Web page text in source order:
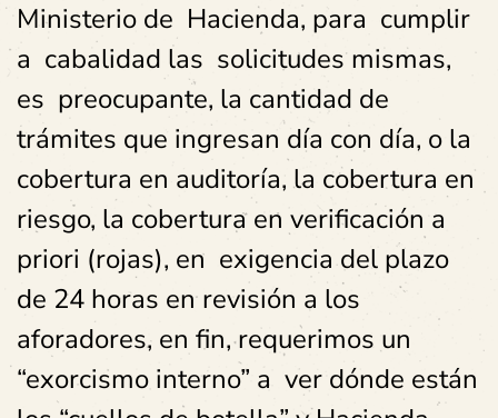
Ministerio de Hacienda, para cumplir
a cabalidad las solicitudes mismas,
es preocupante, la cantidad de
trámites que ingresan día con día, o la
cobertura en auditoría, la cobertura en
riesgo, la cobertura en verificación a
priori (rojas), en exigencia del plazo
de 24 horas en revisión a los
aforadores, en fin, requerimos un
“exorcismo interno” a ver dónde están